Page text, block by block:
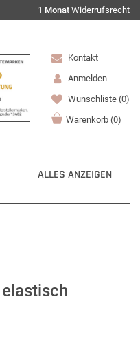
1 Monat Widerrufsrecht
Kontakt
Anmelden
Wunschliste (0)
Warenkorb (0)
ALLES ANZEIGEN